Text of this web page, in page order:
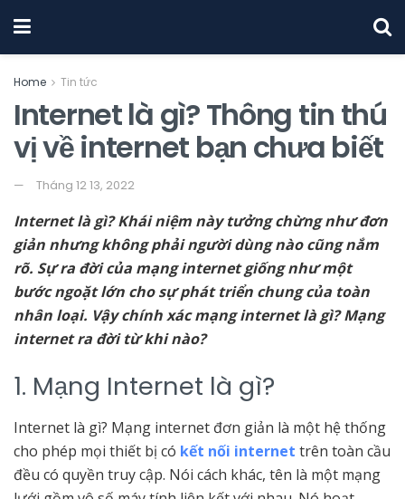
Home Tin tức
Internet là gì? Thông tin thú
vị về internet bạn chưa biết
Tháng 12 13, 2022
Internet là gì? Khái niệm này tưởng chừng như đơn
giản nhưng không phải người dùng nào cũng nắm
rõ. Sự ra đời của mạng internet giống như một
bước ngoặt lớn cho sự phát triển chung của toàn
nhân loại. Vậy chính xác mạng internet là gì? Mạng
internet ra đời từ khi nào?
1. Mạng Internet là gì?
Internet là gì? Mạng internet đơn giản là một hệ thống
cho phép mọi thiết bị có kết nối internet trên toàn cầu
đều có quyền truy cập. Nói cách khác, tên là một mạng